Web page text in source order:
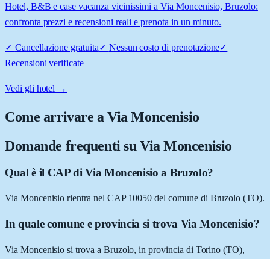
Hotel, B&B e case vacanza vicinissimi a Via Moncenisio, Bruzolo:
confronta prezzi e recensioni reali e prenota in un minuto.
✓ Cancellazione gratuita✓ Nessun costo di prenotazione✓
Recensioni verificate
Vedi gli hotel →
Come arrivare aVia Moncenisio
Domande frequenti su Via Moncenisio
Qual è il CAP di Via Moncenisio a Bruzolo?
Via Moncenisio rientra nel CAP 10050 del comune di Bruzolo (TO).
In quale comune e provincia si trova Via Moncenisio?
Via Moncenisio si trova a Bruzolo, in provincia di Torino (TO),